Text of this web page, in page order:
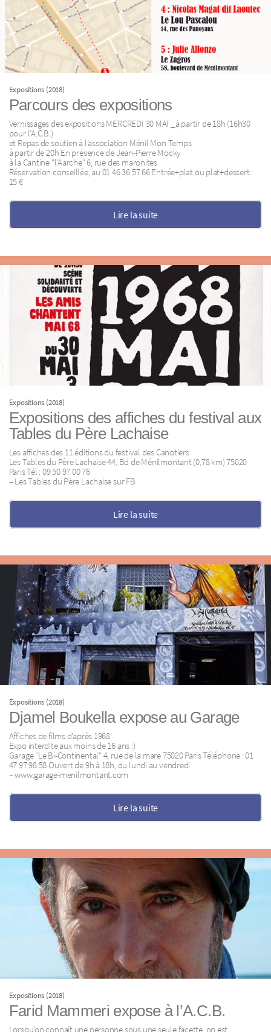
Expositions (2018)
Parcours des expositions
Vernissages des expositions MERCREDI 30 MAI _à partir de 18h (16h30
pour l’A.C.B.)
et Repas de soutien à l’association Ménil Mon Temps
à partir de 20h En présence de Jean-Pierre Mocky
à la Cantine "l’Aarche" 6, rue des maronites
Réservation conseillée, au 01 46 36 57 66 Entrée+plat ou plat+dessert :
15 €
Lire la suite
Expositions (2018)
Expositions des affiches du festival aux
Tables du Père Lachaise
Les affiches des 11 éditions du festival des Canotiers
Les Tables du Père Lachaise 44, Bd de Ménilmontant (0,78 km) 75020
Paris Tél : 09 50 97 00 76
– Les Tables du Père Lachaise sur FB
Lire la suite
Expositions (2018)
Djamel Boukella expose au Garage
Affiches de films d’après 1968
Expo interdite aux moins de 16 ans :)
Garage "Le Bi-Continental" 4, rue de la mare 75020 Paris Téléphone : 01
47 97 98 58 Ouvert de 9h à 18h, du lundi au vendredi
– www.garage-menilmontant.com
Lire la suite
Expositions (2018)
Farid Mammeri expose à l’A.C.B.
Lorsqu’on connaît une personne sous une seule facette, on est